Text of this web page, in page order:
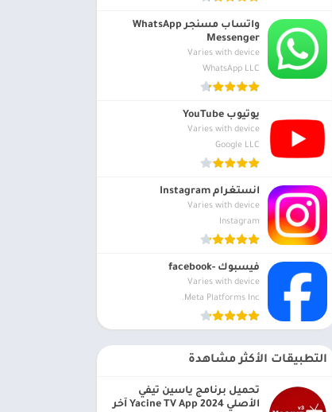
واتساب مسنجر WhatsApp
Messenger
Varies with device
WhatsApp LLC
يوتيوب YouTube
Varies with device
Google LLC
انستغرام Instagram
Varies with device
Instagram
فيسبوك -facebook
Varies with device
Meta Platforms Inc.
التطبيقات الأكثر مشاهدة
تحميل برنامج ياسين تيفي
الأصلي 2024 Yacine TV App آخر